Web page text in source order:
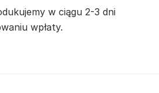
w ciągu 2-3 dni
wpłaty.